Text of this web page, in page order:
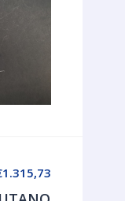
1.315,73